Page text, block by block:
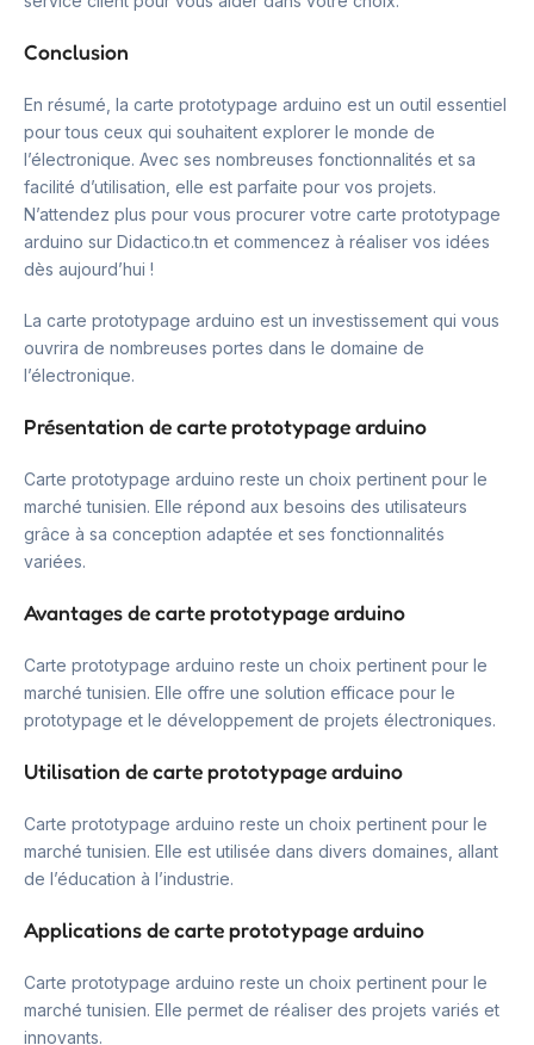
Conclusion
En résumé, la carte prototypage arduino est un outil essentiel
pour tous ceux qui souhaitent explorer le monde de
l’électronique. Avec ses nombreuses fonctionnalités et sa
facilité d’utilisation, elle est parfaite pour vos projets.
N’attendez plus pour vous procurer votre carte prototypage
arduino sur Didactico.tn et commencez à réaliser vos idées
dès aujourd’hui !
La carte prototypage arduino est un investissement qui vous
ouvrira de nombreuses portes dans le domaine de
l’électronique.
Présentation de carte prototypage arduino
Carte prototypage arduino reste un choix pertinent pour le
marché tunisien. Elle répond aux besoins des utilisateurs
grâce à sa conception adaptée et ses fonctionnalités
variées.
Avantages de carte prototypage arduino
Carte prototypage arduino reste un choix pertinent pour le
marché tunisien. Elle offre une solution efficace pour le
prototypage et le développement de projets électroniques.
Utilisation de carte prototypage arduino
Carte prototypage arduino reste un choix pertinent pour le
marché tunisien. Elle est utilisée dans divers domaines, allant
de l’éducation à l’industrie.
Applications de carte prototypage arduino
Carte prototypage arduino reste un choix pertinent pour le
marché tunisien. Elle permet de réaliser des projets variés et
innovants.